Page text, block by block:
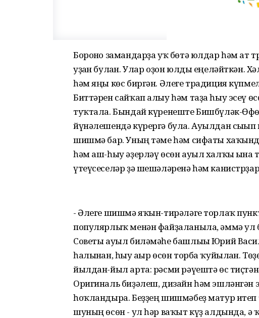
Боронғо замандарҙа уҡ бөтә юлдар һәм
уҙған булған. Улар оҙон юлды еңеләйткән.
һәм яңы көс биргән. Әлеге традиция
Биттәрен сайҡап алыу һәм таҙа һыу эсеү
туҡтала. Бындай күренеште Бишбүләк-
йүнәлешендә күрергә була. Ауылдан
шишмә бар. Уның тәме һәм сифаты
һәм аш-һыу әҙерләү өсөн ауыл халҡы
үтеүсеселәр ҙә шешәләренә һәм
- Әлеге шишмә яҡын-тирәләге торлаҡ
популярлыҡ менән файҙаланыла, әммә ул
Советы ауыл биләмәһе башлығы Юрий
һалынған, һыу ағыр өсөн торба ҡуйылған.
йылдан-йыл арта: рәсми рәүештә өс
Оригиналь биҙәлеш, дизайн һәм
һоҡландыра. Беҙҙең шишмәбеҙ матур итеп
шуның өсөн - ул һәр ваҡыт күҙ алдында, ә